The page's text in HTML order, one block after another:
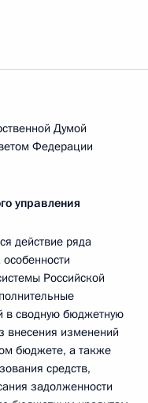
Думой
Федерации
управления
действие ряда
Российской
в сводную бюджетную
внесения изменений
бюджете, а также
средств,
задолженности